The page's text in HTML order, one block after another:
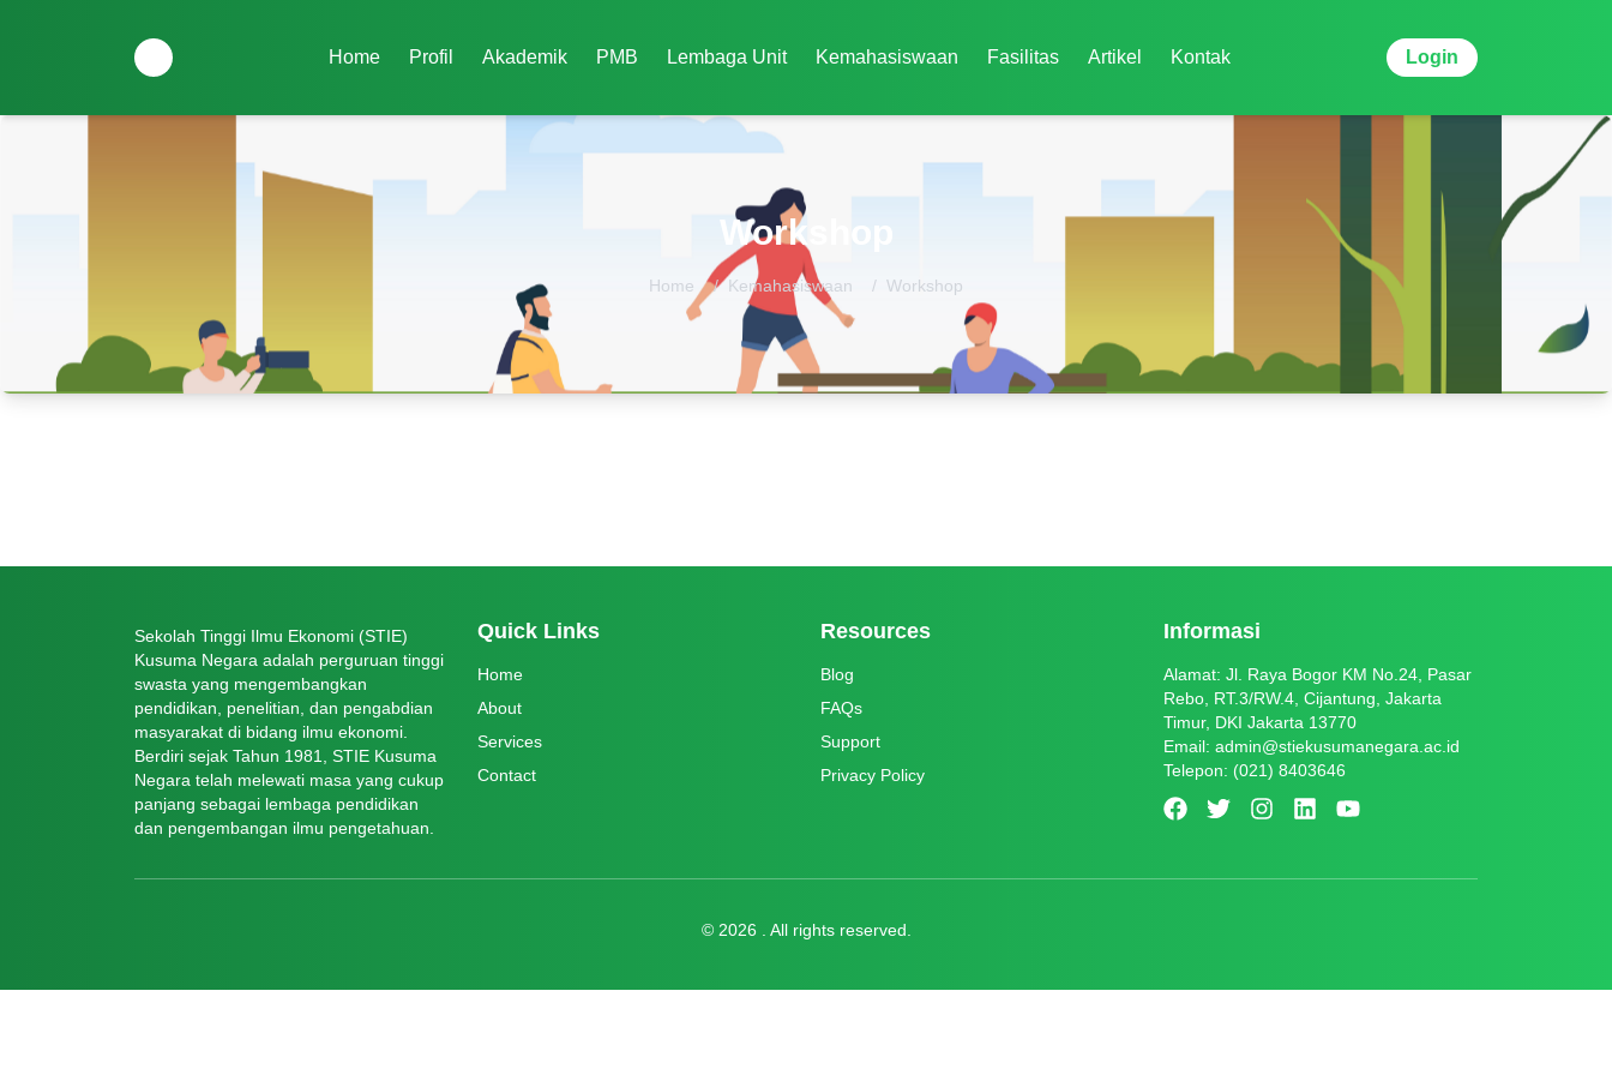
Home Profil Akademik PMB Lembaga Unit Kemahasiswaan Fasilitas Artikel Kontak Login
Workshop
Home / Kemahasiswaan / Workshop
Sekolah Tinggi Ilmu Ekonomi (STIE)
Kusuma Negara adalah perguruan tinggi
swasta yang mengembangkan
pendidikan, penelitian, dan pengabdian
masyarakat di bidang ilmu ekonomi.
Berdiri sejak Tahun 1981, STIE Kusuma
Negara telah melewati masa yang cukup
panjang sebagai lembaga pendidikan
dan pengembangan ilmu pengetahuan.
Quick Links
Home
About
Services
Contact
Resources
Blog
FAQs
Support
Privacy Policy
Informasi
Alamat: Jl. Raya Bogor KM No.24, Pasar
Rebo, RT.3/RW.4, Cijantung, Jakarta
Timur, DKI Jakarta 13770
Email: admin@stiekusumanegara.ac.id
Telepon: (021) 8403646
© 2026 . All rights reserved.